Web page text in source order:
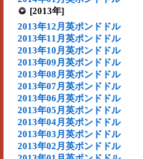
[2013年]
2013年12月英ポンドドル
2013年11月英ポンドドル
2013年10月英ポンドドル
2013年09月英ポンドドル
2013年08月英ポンドドル
2013年07月英ポンドドル
2013年06月英ポンドドル
2013年05月英ポンドドル
2013年04月英ポンドドル
2013年03月英ポンドドル
2013年02月英ポンドドル